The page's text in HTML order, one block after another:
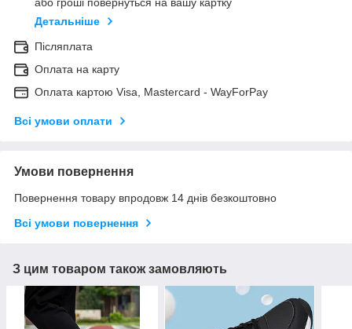
або гроші повернуться на вашу картку
Детальніше
Післяплата
Оплата на карту
Оплата картою Visa, Mastercard - WayForPay
Всі умови оплати
Умови повернення
Повернення товару впродовж 14 днів безкоштовно
Всі умови повернення
З цим товаром також замовляють